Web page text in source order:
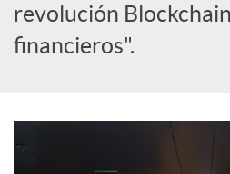
d
c
revolución
financieros".